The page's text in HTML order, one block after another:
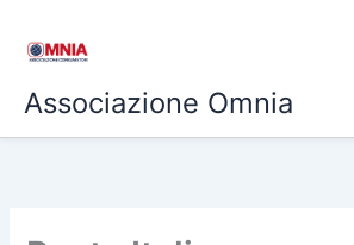
Associazione Omnia